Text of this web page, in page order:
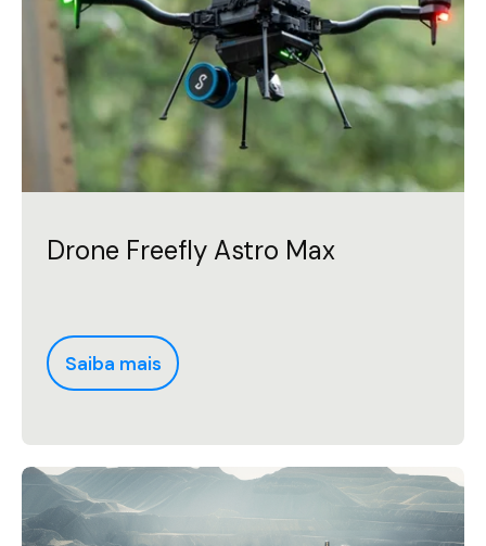
Drone Freefly Astro Max
Saiba mais